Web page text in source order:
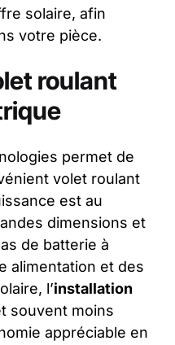
solaire, afin
votre pièce.
roulant
permet de
volet roulant
est au
dimensions et
de batterie à
alimentation et des
l’installation
souvent moins
appréciable en